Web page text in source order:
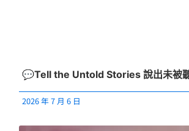
💬Tell the Untold Stories 說出未被
2026 年 7 月 6 日